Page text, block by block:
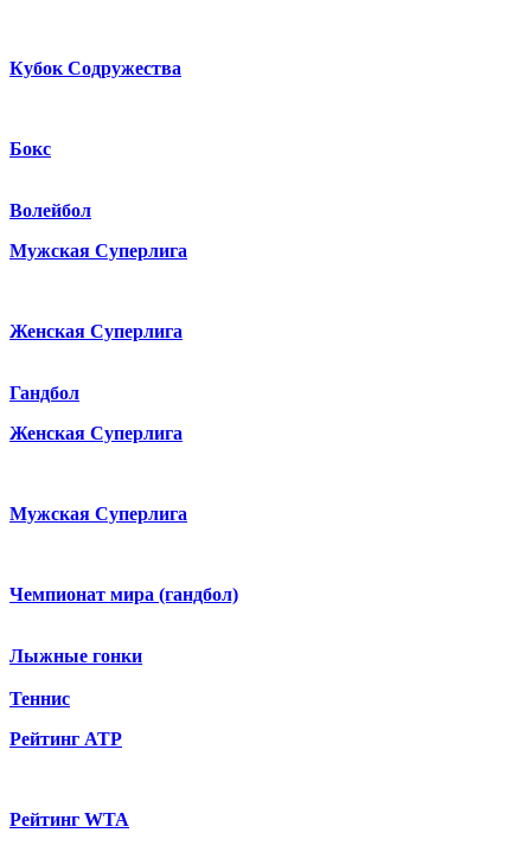
Кубок Содружества
Бокс
Волейбол
Мужская Суперлига
Женская Суперлига
Гандбол
Женская Суперлига
Мужская Суперлига
Чемпионат мира (гандбол)
Лыжные гонки
Теннис
Рейтинг ATP
Рейтинг WTA